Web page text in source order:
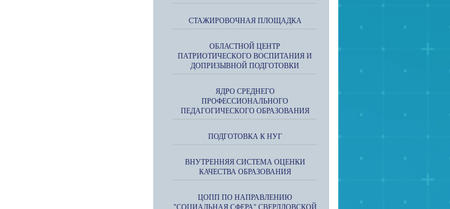
СТАЖИРОВОЧНАЯ ПЛОЩАДКА
ОБЛАСТНОЙ ЦЕНТР
ПАТРИОТИЧЕСКОГО ВОСПИТАНИЯ И
ДОПРИЗЫВНОЙ ПОДГОТОВКИ
ЯДРО СРЕДНЕГО
ПРОФЕССИОНАЛЬНОГО
ПЕДАГОГИЧЕСКОГО ОБРАЗОВАНИЯ
ПОДГОТОВКА К НУГ
ВНУТРЕННЯЯ СИСТЕМА ОЦЕНКИ
КАЧЕСТВА ОБРАЗОВАНИЯ
ЦОПП ПО НАПРАВЛЕНИЮ
"СОЦИАЛЬНАЯ СФЕРА" СВЕРДЛОВСКОЙ